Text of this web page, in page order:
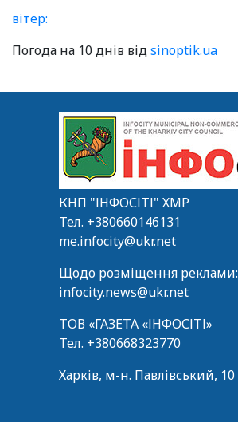
вітер:
Погода на 10 днів відsinoptik.ua
КНП "ІНФОСІТІ" ХМР
Тел. +380660146131
me.infocity@ukr.net
Щодо розміщення реклами:
infocity.news@ukr.net
ТОВ «ГАЗЕТА «ІНФОСІТІ»
Тел. +380668323770
Харків, м-н. Павлівський, 10